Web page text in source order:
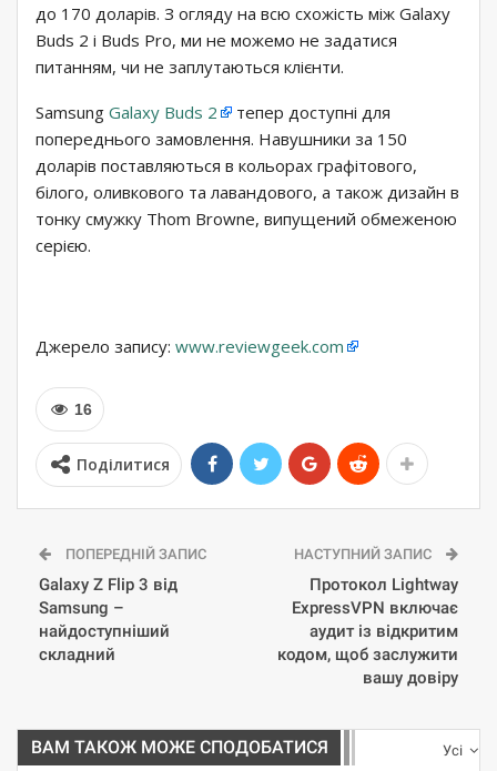
до 170 доларів. З огляду на всю схожість між Galaxy
Buds 2 і Buds Pro, ми не можемо не задатися
питанням, чи не заплутаються клієнти.
Samsung Galaxy Buds 2
тепер доступні для
попереднього замовлення. Навушники за 150
доларів поставляються в кольорах графітового,
білого, оливкового та лавандового, а також дизайн в
тонку смужку Thom Browne, випущений обмеженою
серією.
Джерело запису: www.reviewgeek.com
16
Поділитися
ПОПЕРЕДНІЙ ЗАПИС
Galaxy Z Flip 3 від
Samsung –
найдоступніший
складний
НАСТУПНИЙ ЗАПИС
Протокол Lightway
ExpressVPN включає
аудит із відкритим
кодом, щоб заслужити
вашу довіру
Усі
ВАМ ТАКОЖ МОЖЕ СПОДОБАТИСЯ